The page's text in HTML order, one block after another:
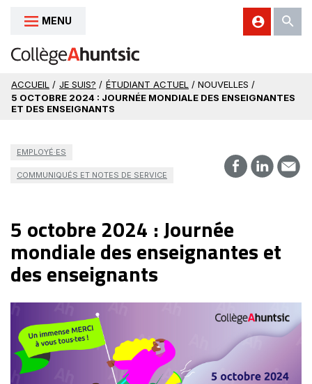
Aller au contenu
MENU
ACCUEIL / JE SUIS? / ÉTUDIANT ACTUEL
/ NOUVELLES /
5 OCTOBRE 2024 : JOURNÉE MONDIALE DES ENSEIGNANTES
ET DES ENSEIGNANTS
EMPLOYÉ·ES
COMMUNIQUÉS ET NOTES DE SERVICE
5 octobre 2024 : Journée
mondiale des enseignantes et
des enseignants